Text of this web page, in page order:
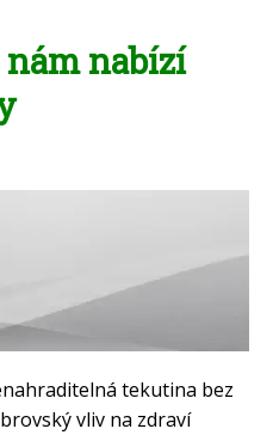
nabízí
tekutina bez
vliv na zdraví